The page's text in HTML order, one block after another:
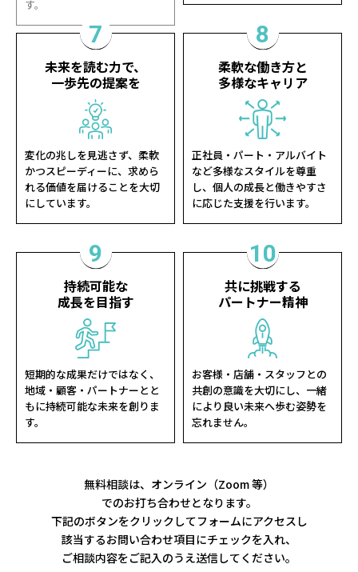
7
未来を読む力で、
一歩先の提案を
変化の兆しを見逃さず、柔軟
かつスピーディーに、求めら
れる価値を届けることを大切
にしています。
8
柔軟な働き方と
多様なキャリア
正社員・パート・アルバイト
など多様なスタイルを尊重
し、個人の成長と働きやすさ
に応じた支援を行います。
9
持続可能な
成長を目指す
短期的な成果だけではなく、
地域・顧客・パートナーとと
もに持続可能な未来を創りま
す。
10
共に挑戦する
パートナー精神
お客様・店舗・スタッフとの
共創の意識を大切にし、一緒
により良い未来へ歩む姿勢を
忘れません。
無料相談は、オンライン（Zoom 等）
でのお打ち合わせとなります。
下記のボタンをクリックしてフォームにアクセスし
該当するお問い合わせ項目にチェックを入れ、
ご相談内容をご記入のうえ送信してください。